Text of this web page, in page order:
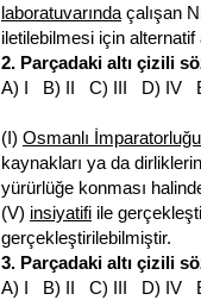
laboratuvarında çalışan
iletilebilmesi için
2. Parçadaki altı çizili
A) I B) II C) III D) IV
(I) Osmanlı
kaynakları ya da
yürürlüğe konması
(V) insiyatifi ile
gerçekleştirilebilmiştir.
3. Parçadaki altı çizili
A) I B) II C) III D) IV